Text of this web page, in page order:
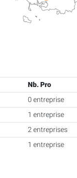
Nb. Pro
0 entreprise
1 entreprise
2 entreprises
1 entreprise